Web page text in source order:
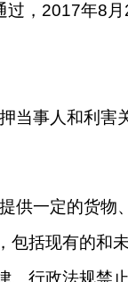
，2017年8
当事人和利害
供一定的货物
包括现有的和
行政法规禁